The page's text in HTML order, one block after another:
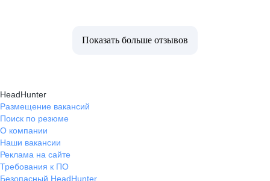
Показать больше отзывов
HeadHunter
Размещение вакансий
Поиск по резюме
О компании
Наши вакансии
Реклама на сайте
Требования к ПО
Безопасный HeadHunter